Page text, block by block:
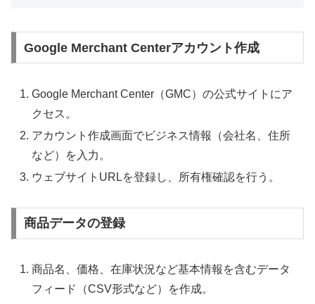
Google Merchant Centerアカウント作成
Google Merchant Center（GMC）の公式サイトにア
クセス。
アカウント作成画面でビジネス情報（会社名、住所
など）を入力。
ウェブサイトURLを登録し、所有権確認を行う。
商品データの登録
商品名、価格、在庫状況など基本情報を含むデータ
フィード（CSV形式など）を作成。